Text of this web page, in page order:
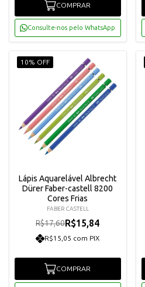
COMPRAR
Consulte-nos pelo WhatsApp
10% OFF
Lápis Aquarelável Albrecht
Dürer Faber-castell 8200
Cores Frias
FABER CASTELL
R$17,60R$15,84
R$15,05 com PIX
COMPRAR